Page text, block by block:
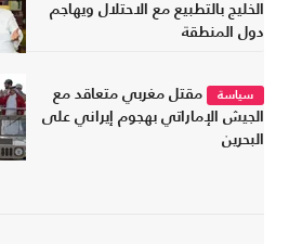
الخليج بالتطبيع مع الاحتلال ويهاجم
دول المنطقة
سياسة
مقتل مغربي متعاقد مع
الجيش الإماراتي بهجوم إيراني على
البحرين